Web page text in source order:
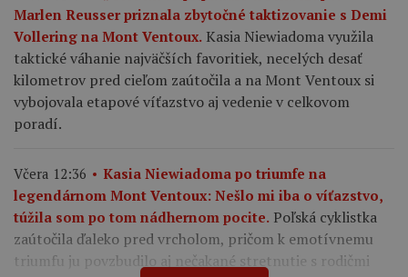
Marlen Reusser priznala zbytočné taktizovanie s Demi
Vollering na Mont Ventoux. Kasia Niewiadoma využila
taktické váhanie najväčších favoritiek, necelých desať
kilometrov pred cieľom zaútočila a na Mont Ventoux si
vybojovala etapové víťazstvo aj vedenie v celkovom
poradí.
Včera 12:36
Kasia Niewiadoma po triumfe na
legendárnom Mont Ventoux: Nešlo mi iba o víťazstvo,
túžila som po tom nádhernom pocite. Poľská cyklistka
zaútočila ďaleko pred vrcholom, pričom k emotívnemu
triumfu ju povzbudilo aj nečakané stretnutie s rodičmi